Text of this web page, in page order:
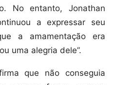
No entanto, Jonathan
a expressar seu
a amamentação era
uma alegria dele”.
que não conseguia